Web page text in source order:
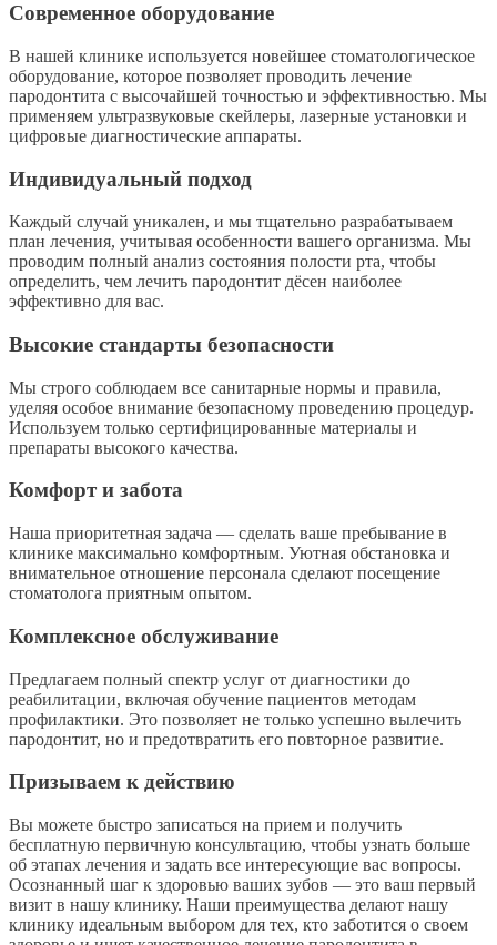
Современное оборудование
В нашей клинике используется новейшее стоматологическое
оборудование, которое позволяет проводить лечение
пародонтита с высочайшей точностью и эффективностью. Мы
применяем ультразвуковые скейлеры, лазерные установки и
цифровые диагностические аппараты.
Индивидуальный подход
Каждый случай уникален, и мы тщательно разрабатываем
план лечения, учитывая особенности вашего организма. Мы
проводим полный анализ состояния полости рта, чтобы
определить, чем лечить пародонтит дёсен наиболее
эффективно для вас.
Высокие стандарты безопасности
Мы строго соблюдаем все санитарные нормы и правила,
уделяя особое внимание безопасному проведению процедур.
Используем только сертифицированные материалы и
препараты высокого качества.
Комфорт и забота
Наша приоритетная задача — сделать ваше пребывание в
клинике максимально комфортным. Уютная обстановка и
внимательное отношение персонала сделают посещение
стоматолога приятным опытом.
Комплексное обслуживание
Предлагаем полный спектр услуг от диагностики до
реабилитации, включая обучение пациентов методам
профилактики. Это позволяет не только успешно вылечить
пародонтит, но и предотвратить его повторное развитие.
Призываем к действию
Вы можете быстро записаться на прием и получить
бесплатную первичную консультацию, чтобы узнать больше
об этапах лечения и задать все интересующие вас вопросы.
Осознанный шаг к здоровью ваших зубов — это ваш первый
визит в нашу клинику. Наши преимущества делают нашу
клинику идеальным выбором для тех, кто заботится о своем